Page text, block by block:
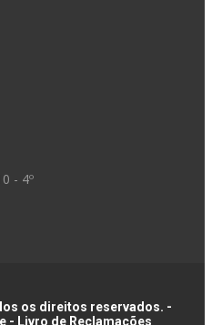
- 4º
os direitos reservados. -
- Livro de Reclamações